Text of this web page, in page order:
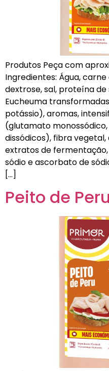
Produtos Peça com
Ingredientes: Água,
dextrose, sal, proteína
Eucheuma
potássio), aromas,
(glutamato
dissódicos), fibra
extratos de
sódio e ascorbato de
[…]
Peito de Peru